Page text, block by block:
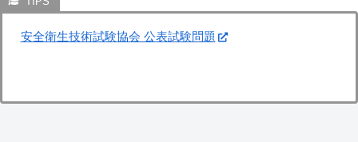
安全衛生技術試験協会 公表試験問題